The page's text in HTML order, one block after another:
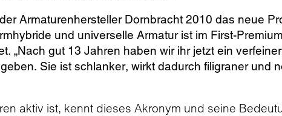
Armaturenhersteller Dornbracht 2010 das neue
und universelle Armatur ist im First-
„Nach gut 13 Jahren haben wir ihr jetzt ein
Sie ist schlanker, wirkt dadurch filigraner und
aktiv ist, kennt dieses Akronym und seine